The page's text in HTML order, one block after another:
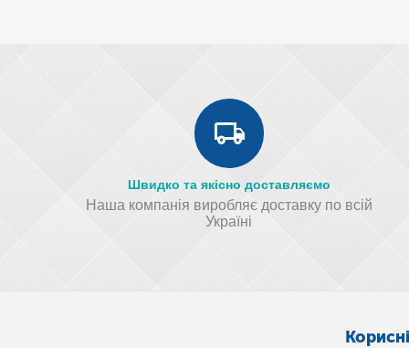
Швидко та якісно доставляємо
Наша компанія виробляє доставку по всій
Україні